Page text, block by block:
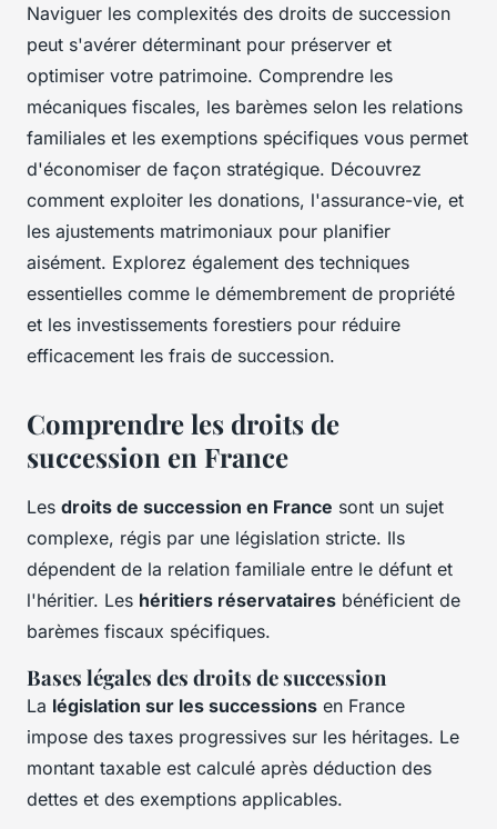
Naviguer les complexités des droits de succession
peut s'avérer déterminant pour préserver et
optimiser votre patrimoine. Comprendre les
mécaniques fiscales, les barèmes selon les relations
familiales et les exemptions spécifiques vous permet
d'économiser de façon stratégique. Découvrez
comment exploiter les donations, l'assurance-vie, et
les ajustements matrimoniaux pour planifier
aisément. Explorez également des techniques
essentielles comme le démembrement de propriété
et les investissements forestiers pour réduire
efficacement les frais de succession.
Comprendre les droits de
succession en France
Les droits de succession en France sont un sujet
complexe, régis par une législation stricte. Ils
dépendent de la relation familiale entre le défunt et
l'héritier. Les héritiers réservataires bénéficient de
barèmes fiscaux spécifiques.
Bases légales des droits de succession
La législation sur les successions en France
impose des taxes progressives sur les héritages. Le
montant taxable est calculé après déduction des
dettes et des exemptions applicables.